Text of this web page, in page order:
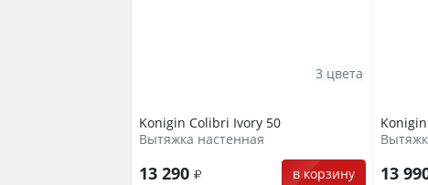
Konigin Colibri Ivory 50
Вытяжка настенная
13 290 в корзину
3 цвета
13